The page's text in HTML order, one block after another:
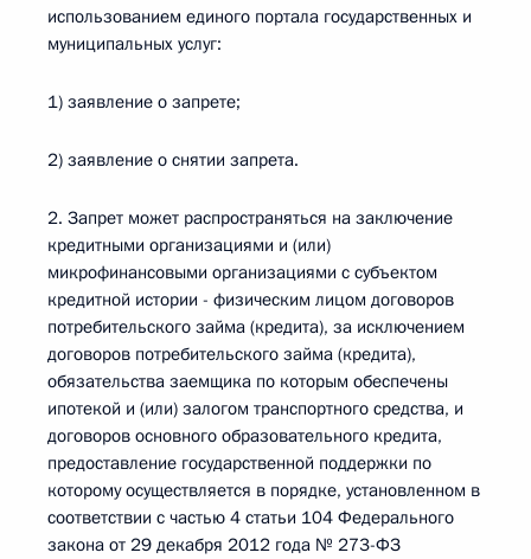
использованием единого портала государственных и
муниципальных услуг:
1) заявление о запрете;
2) заявление о снятии запрета.
2. Запрет может распространяться на заключение
кредитными организациями и (или)
микрофинансовыми организациями с субъектом
кредитной истории - физическим лицом договоров
потребительского займа (кредита), за исключением
договоров потребительского займа (кредита),
обязательства заемщика по которым обеспечены
ипотекой и (или) залогом транспортного средства, и
договоров основного образовательного кредита,
предоставление государственной поддержки по
которому осуществляется в порядке, установленном в
соответствии с частью 4 статьи 104 Федерального
закона от 29 декабря 2012 года № 273-ФЗ